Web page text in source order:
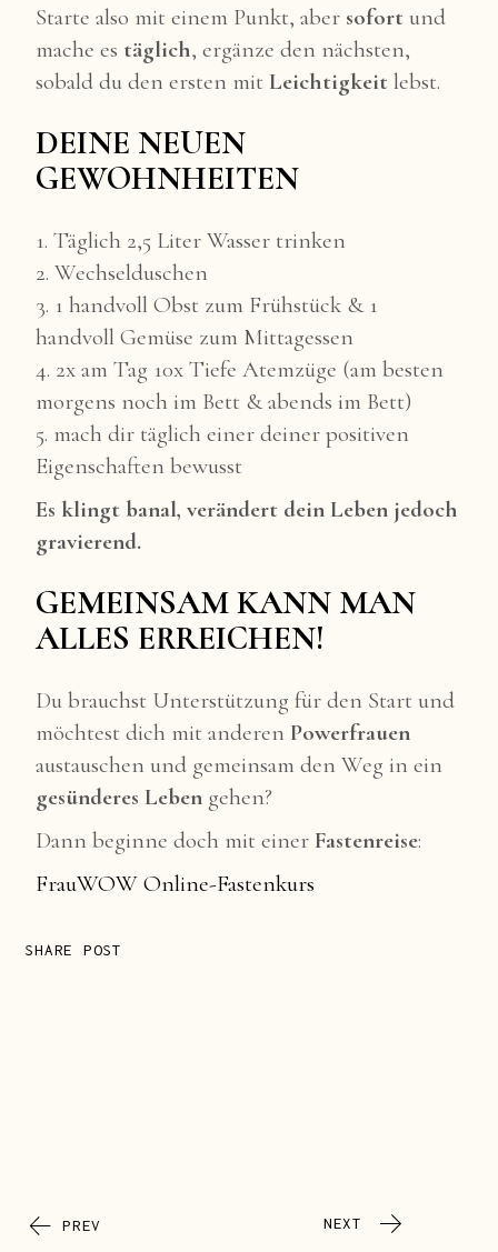
Starte also mit einem Punkt, aber sofortund
mache es täglich, ergänze den nächsten,
sobald du den ersten mit Leichtigkeitlebst.
DEINE NEUEN
GEWOHNHEITEN
1. Täglich 2,5 Liter Wasser trinken
2. Wechselduschen
3. 1 handvoll Obst zum Frühstück & 1
handvoll Gemüse zum Mittagessen
4. 2x am Tag 10x Tiefe Atemzüge (am besten
morgens noch im Bett & abends im Bett)
5. mach dir täglich einer deiner positiven
Eigenschaften bewusst
Es klingt banal, verändert dein Leben jedoch
gravierend.
GEMEINSAM KANN MAN
ALLES ERREICHEN!
Du brauchst Unterstützung für den Start und
möchtest dich mit anderen Powerfrauen
austauschen und gemeinsam den Weg in ein
gesünderes Leben gehen?
Dann beginne doch mit einerFastenreise:
FrauWOW Online-Fastenkurs
SHARE POST
PREV NEXT